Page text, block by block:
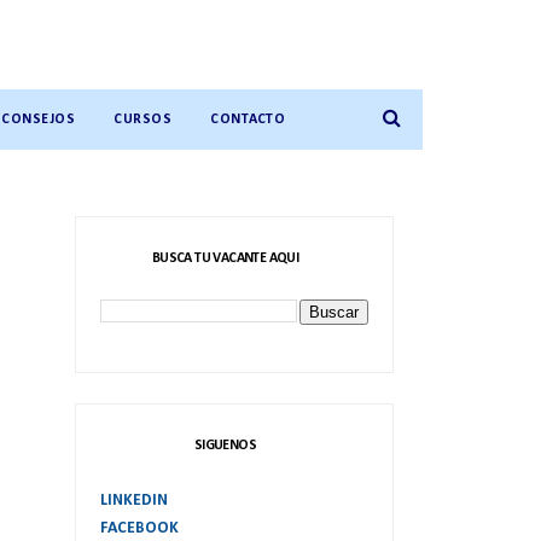
CONSEJOS CURSOS CONTACTO
BUSCA TU VACANTE AQUI
SIGUENOS
LINKEDIN
FACEBOOK